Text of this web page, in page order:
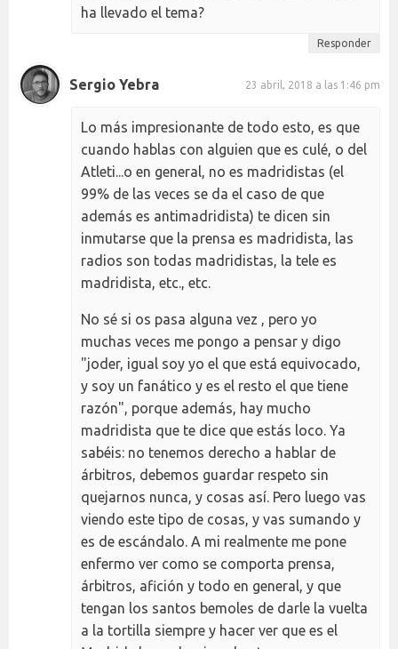
ha llevado el tema?
Responder
Sergio Yebra 23 abril, 2018 a las 1:46 pm
Lo más impresionante de todo esto, es que
cuando hablas con alguien que es culé, o del
Atleti...o en general, no es madridistas (el
99% de las veces se da el caso de que
además es antimadridista) te dicen sin
inmutarse que la prensa es madridista, las
radios son todas madridistas, la tele es
madridista, etc., etc.
No sé si os pasa alguna vez , pero yo
muchas veces me pongo a pensar y digo
"joder, igual soy yo el que está equivocado,
y soy un fanático y es el resto el que tiene
razón", porque además, hay mucho
madridista que te dice que estás loco. Ya
sabéis: no tenemos derecho a hablar de
árbitros, debemos guardar respeto sin
quejarnos nunca, y cosas así. Pero luego vas
viendo este tipo de cosas, y vas sumando y
es de escándalo. A mi realmente me pone
enfermo ver como se comporta prensa,
árbitros, afición y todo en general, y que
tengan los santos bemoles de darle la vuelta
a la tortilla siempre y hacer ver que es el